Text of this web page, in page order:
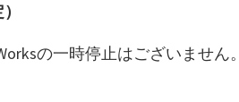
の一時停止はございません